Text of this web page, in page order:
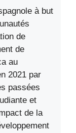
à but
de
de
au
2021 par
passées
et
de la